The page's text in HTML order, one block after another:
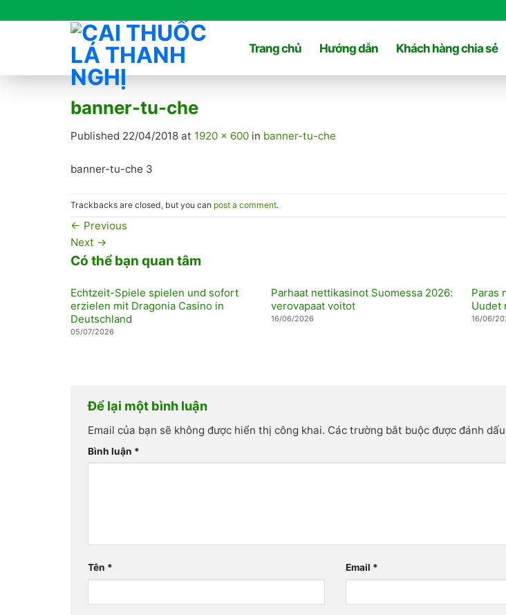
to
Trang chủ Hướng dẫn Khách hàng chia sẻ
banner-tu-che
Published 22/04/2018 at 1920 × 600 in banner-tu-che
banner-tu-che 3
Trackbacks are closed, but you can post a comment.
← Previous
Next →
Có thể bạn quan tâm
Echtzeit-Spiele spielen und sofort
erzielen mit Dragonia Casino in
Deutschland
05/07/2026
Parhaat nettikasinot Suomessa 2026:
verovapaat voitot
16/06/2026
Paras
Uudet
16/06/
Để lại một bình luận
Email của bạn sẽ không được hiển thị công khai. Các trường bắt buộc được đánh dấu
Bình luận *
Tên * Email *